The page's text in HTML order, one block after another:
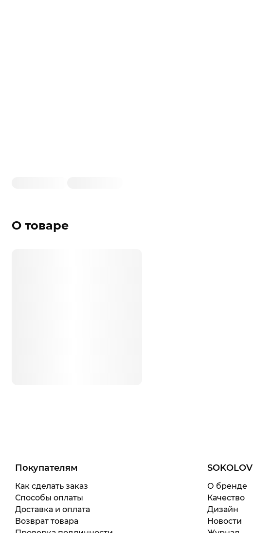
О товаре
Покупателям
Как сделать заказ
Способы оплаты
Доставка и оплата
Возврат товара
SOKOLOV
О бренде
Качество
Дизайн
Новости